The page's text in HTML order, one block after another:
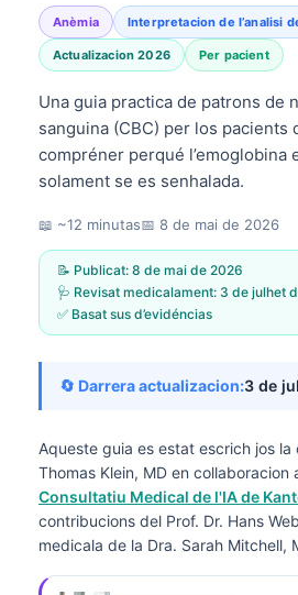
Anèmia Interpretacion de l’analisi
Actualizacion 2026 Per pacient
Una guia practica de patrons de
sanguina (CBC) per los pacients
compréner perqué l’emoglobina
solament se es senhalada.
📖 ~12 minutas📅 8 de mai de 2026
📝 Publicat: 8 de mai de 2026
🩺 Revisat medicalament: 3 de julhet
✅ Basat sus d’evidéncias
🔄 Darrera actualizacion:3 de
Aqueste guia es estat escrich jos
Thomas Klein, MD en collaboracion
Consultatiu Medical de l'IA de
contribucions del Prof. Dr. Hans
medicala de la Dra. Sarah Mitchell,